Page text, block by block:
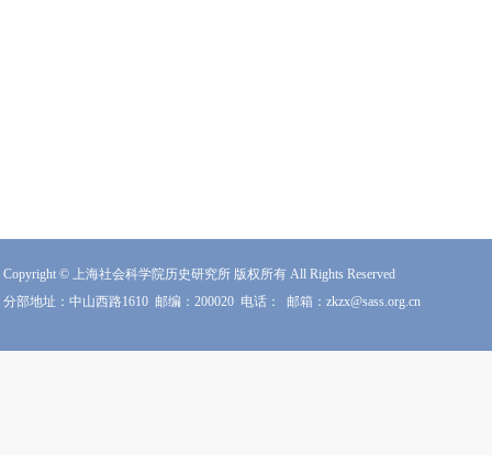
Copyright © 上海社会科学院历史研究所 版权所有 All Rights Reserved
分部地址：中山西路1610 邮编：200020 电话： 邮箱：zkzx@sass.org.cn